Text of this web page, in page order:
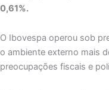
0,61%.
O Ibovespa operou sob
o ambiente externo mais
preocupações fiscais e